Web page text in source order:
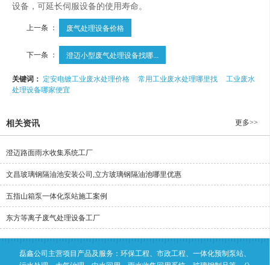
设备，可延长伺服设备的使用寿命。
上一条 ： 废气处理设备价格
下一条 ： 澄迈小型废气处理设备找哪...
关键词： 定安电镀工业废水处理价格 常用工业废水处理哪里找
工业废水
处理设备哪家便宜
相关资讯 更多>>
澄迈路面雨水收集系统工厂
文昌玻璃钢隔油池安装公司,立方玻璃钢隔油池哪里优惠
五指山箱泵一体化泵站施工案例
东方等离子废气处理设备工厂
磊鑫公司主营项目产品及服务：环保工程、市政工程、一体化预制泵站、